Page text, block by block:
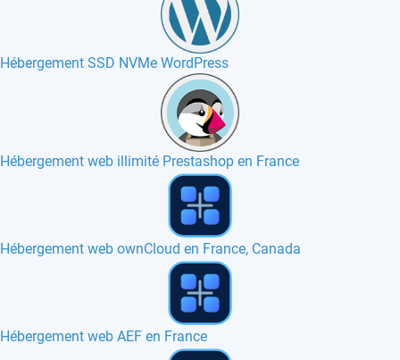
Hébergement SSD NVMe WordPress
Hébergement web illimité Prestashop en France
Hébergement web Bolt en France
Hébergement web Beatz en France, Europe